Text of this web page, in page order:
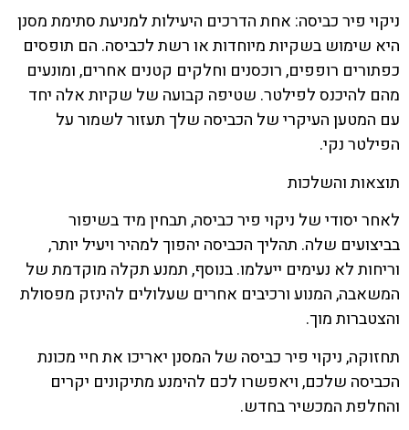
ניקוי פיר כביסה: אחת הדרכים היעילות למניעת סתימת מסנן
היא שימוש בשקיות מיוחדות או רשת לכביסה. הם תופסים
כפתורים רופפים, רוכסנים וחלקים קטנים אחרים, ומונעים
מהם להיכנס לפילטר. שטיפה קבועה של שקיות אלה יחד
עם המטען העיקרי של הכביסה שלך תעזור לשמור על
הפילטר נקי.
תוצאות והשלכות
לאחר יסודי של ניקוי פיר כביסה, תבחין מיד בשיפור
בביצועים שלה. תהליך הכביסה יהפוך למהיר ויעיל יותר,
וריחות לא נעימים ייעלמו. בנוסף, תמנע תקלה מוקדמת של
המשאבה, המנוע ורכיבים אחרים שעלולים להינזק מפסולת
והצטברות מוך.
תחזוקה, ניקוי פיר כביסה של המסנן יאריכו את חיי מכונת
הכביסה שלכם, ויאפשרו לכם להימנע מתיקונים יקרים
והחלפת המכשיר בחדש.